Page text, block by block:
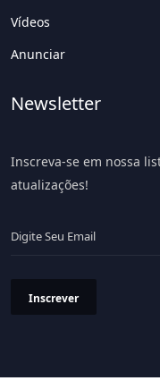
Vídeos
Anunciar
Newsletter
Inscreva-se em nossa
atualizações!
Inscrever